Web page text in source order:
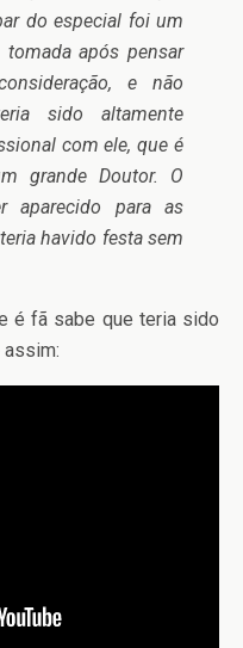
do especial foi um
após pensar
e não
sido altamente
com ele, que é
grande Doutor. O
aparecido para as
havido festa sem
é fã sabe que teria sido